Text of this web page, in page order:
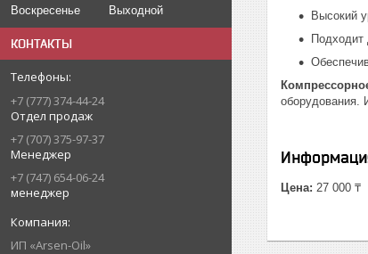
Воскресенье
Выходной
КОНТАКТЫ
+7 (777) 374-44-24
Отдел продаж
+7 (707) 375-97-37
Менеджер
+7 (747) 654-06-24
менеджер
ИП «Arsen-Oil»
Высокий
Подходит
оборудования.
Цена: 27 000 ₸